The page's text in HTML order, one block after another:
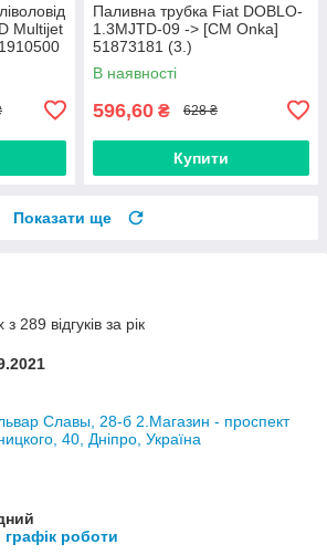
Multijet
Паливна трубка Fiat DOBLO-
1.3MJTD-09 -> [CM Onka]
51873181 (3.)
В наявності
596,60 ₴ 628 ₴
Купити
Показати ще
289 відгуків за рік
Славы, 28-б 2.Магазин - проспект
40, Дніпро, Україна
роботи